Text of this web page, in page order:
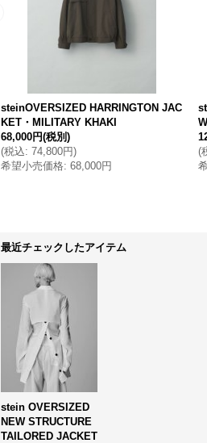
steinOVERSIZED HARRINGTON JAC
KET・MILITARY KHAKI
68,000円(税別)
(税込: 74,800円)
希望小売価格: 68,000円
(
最近チェックしたアイテム
stein OVERSIZED
NEW STRUCTURE
TAILORED JACKET